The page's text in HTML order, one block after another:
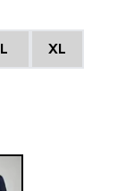
L XL